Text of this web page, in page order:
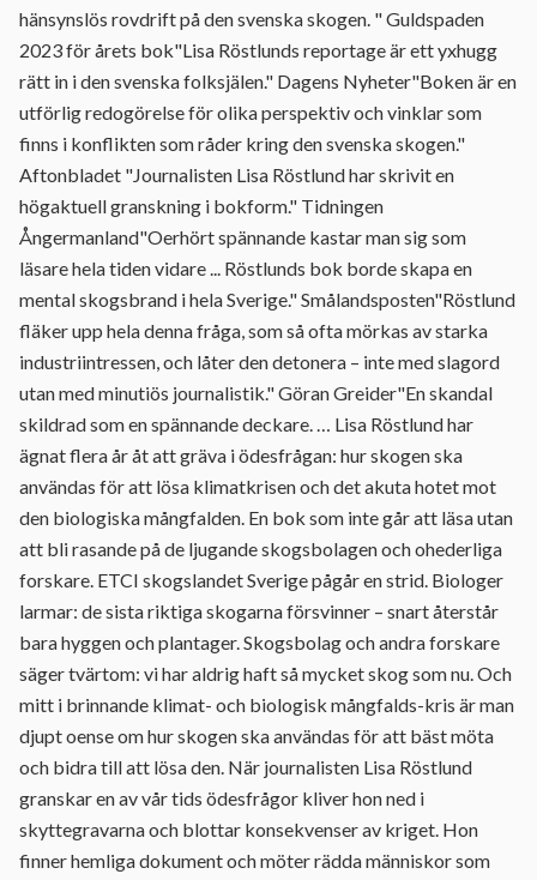
hänsynslös rovdrift på den svenska skogen. " Guldspaden
2023 för årets bok"Lisa Röstlunds reportage är ett yxhugg
rätt in i den svenska folksjälen." Dagens Nyheter"Boken är en
utförlig redogörelse för olika perspektiv och vinklar som
finns i konflikten som råder kring den svenska skogen."
Aftonbladet "Journalisten Lisa Röstlund har skrivit en
högaktuell granskning i bokform." Tidningen
Ångermanland"Oerhört spännande kastar man sig som
läsare hela tiden vidare ... Röstlunds bok borde skapa en
mental skogsbrand i hela Sverige." Smålandsposten"Röstlund
fläker upp hela denna fråga, som så ofta mörkas av starka
industriintressen, och låter den detonera – inte med slagord
utan med minutiös journalistik." Göran Greider"En skandal
skildrad som en spännande deckare. … Lisa Röstlund har
ägnat flera år åt att gräva i ödesfrågan: hur skogen ska
användas för att lösa klimatkrisen och det akuta hotet mot
den biologiska mångfalden. En bok som inte går att läsa utan
att bli rasande på de ljugande skogsbolagen och ohederliga
forskare. ETCI skogslandet Sverige pågår en strid. Biologer
larmar: de sista riktiga skogarna försvinner – snart återstår
bara hyggen och plantager. Skogsbolag och andra forskare
säger tvärtom: vi har aldrig haft så mycket skog som nu. Och
mitt i brinnande klimat- och biologisk mångfalds-kris är man
djupt oense om hur skogen ska användas för att bäst möta
och bidra till att lösa den. När journalisten Lisa Röstlund
granskar en av vår tids ödesfrågor kliver hon ned i
skyttegravarna och blottar konsekvenser av kriget. Hon
finner hemliga dokument och möter rädda människor som